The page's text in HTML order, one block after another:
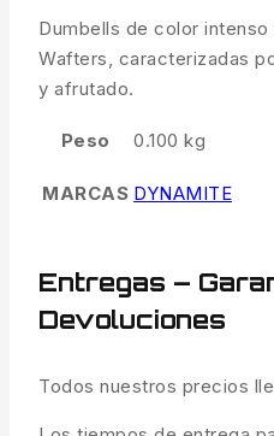
Dumbells de color
Wafters, caracterizadas
y afrutado.
Peso 0.100 kg
MARCAS DYNAMITE
Entregas –
Devoluciones
Todos nuestros precios